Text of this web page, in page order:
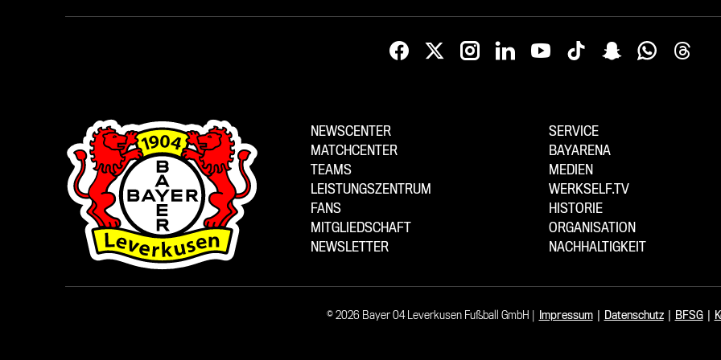
NEWSCENTER
MATCHCENTER
TEAMS
LEISTUNGSZENTRUM
FANS
MITGLIEDSCHAFT
NEWSLETTER
SERVICE
BAYARENA
MEDIEN
WERKSELF.TV
HISTORIE
ORGANISATION
NACHHALTIGKEIT
© 2026 Bayer 04 Leverkusen Fußball GmbH Impressum | Datenschutz | BFSG |